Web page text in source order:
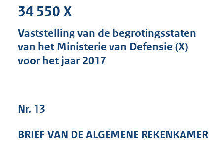
s
g
1
34 550 X
Vaststelling van de begrotingsstaten
van het Ministerie van Defensie (X)
voor het jaar 2017
Nr. 13
BRIEF VAN DE ALGEMENE REKENKAMER